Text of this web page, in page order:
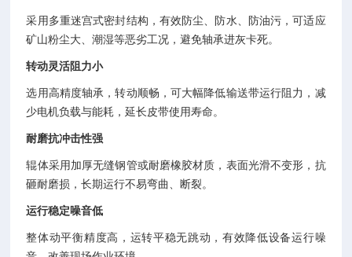
采用多重迷宫式密封结构，有效防尘、防水、防油污，可适应
矿山粉尘大、潮湿等恶劣工况，避免轴承进灰卡死。
转动灵活阻力小
选用高精度轴承，转动顺畅，可大幅降低输送带运行阻力，减
少电机负载与能耗，延长皮带使用寿命。
耐磨抗冲击性强
辊体采用加厚无缝钢管或耐磨橡胶材质，表面光滑不变形，抗
砸耐磨损，长期运行不易弯曲、断裂。
运行稳定噪音低
整体动平衡精度高，运转平稳无跳动，有效降低设备运行噪